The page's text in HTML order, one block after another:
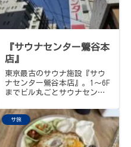
『サウナセンター鶯谷本
店』
東京最古のサウナ施設『サウ
ナセンター鶯谷本店』。1〜6F
までビル丸ごとサウナセンタ
のクラシックモダン、白い丸
タイルがキラキラ輝く14℃水
風呂。サウナセンターはしご
旅の1軒目に。
サ旅